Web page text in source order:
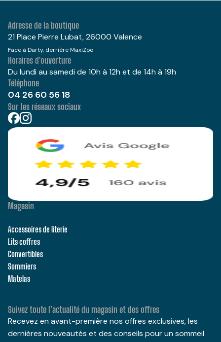
Adresse de la boutique
21 Place Pierre Lubat, 26000 Valence
Face à Darty, derrière MaxiZoo
Horaires d'ouverture
Du lundi au samedi de 10h à 12h et de 14h à 19h
Téléphone
04 26 60 56 18
Sur les réseaux sociaux
Magasin
Accessoires de literie
Lits coffres
Convertibles
Sommiers
Matelas
Suivez toute l’actualité du magasin et des offres
Recevez en avant-première nos offres exclusives, les
dernières nouveautés et des conseils pour un sommeil